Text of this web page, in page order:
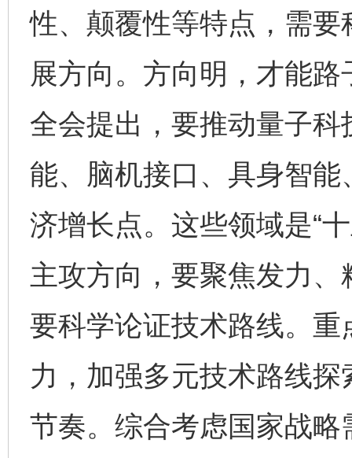
性、颠覆性等特点，需
展方向。方向明，才能
全会提出，要推动量子
能、脑机接口、具身智
济增长点。这些领域是“
主攻方向，要聚焦发力
要科学论证技术路线。
力，加强多元技术路线
节奏。综合考虑国家战